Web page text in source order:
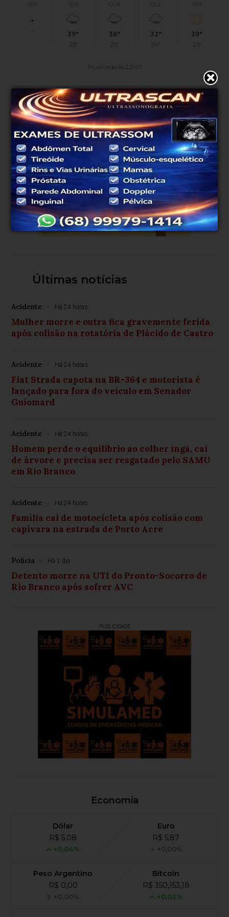
SEG
°
TER
39°
23°
QUA
36°
23°
32°
24°
SEX
39°
23°
Atualizado às 22h01
PUBLICIDADE
Últimas notícias
Acidente Há 24 horas
Mulher morre e outra fica gravemente ferida
após colisão na rotatória de Plácido de Castro
Acidente Há 24 horas
Fiat Strada capota na BR-364 e motorista é
lançado para fora do veículo em Senador
Guiomard
Acidente Há 24 horas
Homem perde o equilíbrio ao colher ingá, cai
de árvore e precisa ser resgatado pelo SAMU
em Rio Branco
Acidente Há 24 horas
Família cai de motocicleta após colisão com
capivara na estrada de Porto Acre
Polícia Há 1 dia
Detento morre na UTI do Pronto-Socorro de
Rio Branco após sofrer AVC
PUBLICIDADE
Economia
Dólar
R$ 5,08
+0,04%
Euro
R$ 5,87
+0,00%
Peso Argentino
R$ 0,00
+0,00%
Bitcoin
R$ 350,153,18
+0,02%